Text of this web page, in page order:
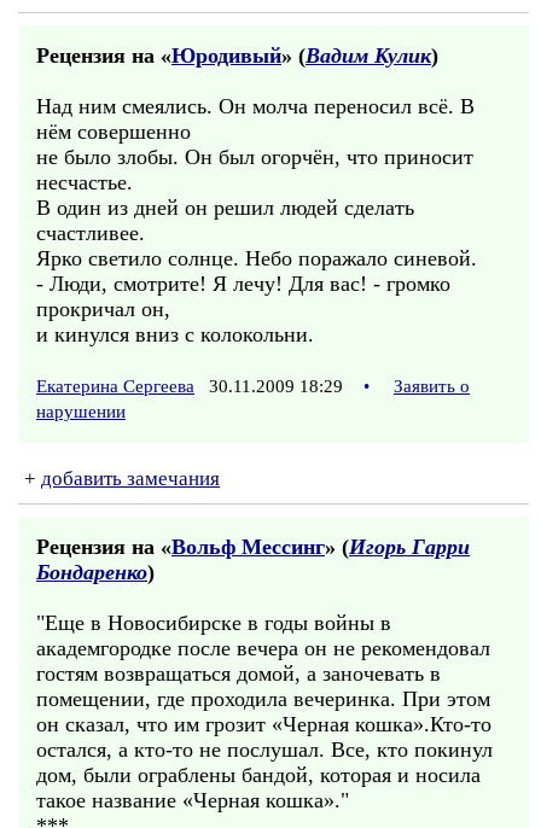
Рецензия на «Юродивый» (Вадим Кулик)
Над ним смеялись. Он молча переносил всё. В
нём совершенно
не было злобы. Он был огорчён, что приносит
несчастье.
В один из дней он решил людей сделать
счастливее.
Ярко светило солнце. Небо поражало синевой.
- Люди, смотрите! Я лечу! Для вас! - громко
прокричал он,
и кинулся вниз с колокольни.
Екатерина Сергеева 30.11.2009 18:29 •
Заявить о
нарушении
+ добавить замечания
Рецензия на «Вольф Мессинг» (Игорь Гарри
Бондаренко)
"Еще в Новосибирске в годы войны в
академгородке после вечера он не рекомендовал
гостям возвращаться домой, а заночевать в
помещении, где проходила вечеринка. При этом
он сказал, что им грозит «Черная кошка».Кто-то
остался, а кто-то не послушал. Все, кто покинул
дом, были ограблены бандой, которая и носила
такое название «Черная кошка»."